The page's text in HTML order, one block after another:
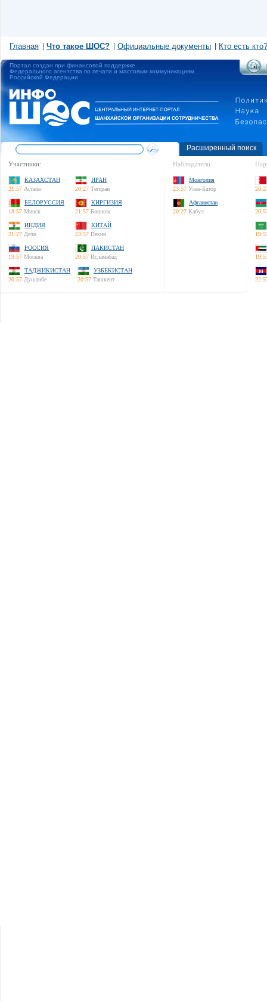
Главная Что такое ШОС? Официальные документы Кто есть кто?
Портал создан при финансовой поддержке
Федерального агентства по печати и массовым коммуникациям
Российской Федерации
Расширенный поиск
Участники:
КАЗАХСТАН
21:57 Астана
ИРАН
20:27 Тегеран
БЕЛОРУССИЯ
18:57 Минск
КИРГИЗИЯ
21:57 Бишкек
ИНДИЯ
21:27 Дели
КИТАЙ
23:57 Пекин
РОССИЯ
19:57 Москва
ПАКИСТАН
20:57 Исламабад
ТАДЖИКИСТАН
20:57 Душанбе
УЗБЕКИСТАН
20:57 Ташкент
Наблюдатели:
Монголия
23:57 Улан-Батор
Афганистан
20:27 Кабул